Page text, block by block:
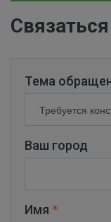
Тема
Ваш город
Имя